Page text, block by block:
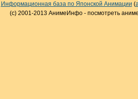
Информационная база по Японской Анимации (
(c) 2001-2013 АнимеИнфо - посмотреть